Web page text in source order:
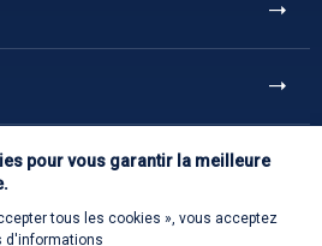
pour vous garantir la meilleure
tous les cookies », vous acceptez
d'informations